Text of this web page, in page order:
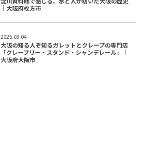
｜大阪府枚方市
2026.03.04
大阪の知る人ぞ知るガレットとクレープの専門店
「クレープリー・スタンド・シャンデレール」｜
大阪府大阪市